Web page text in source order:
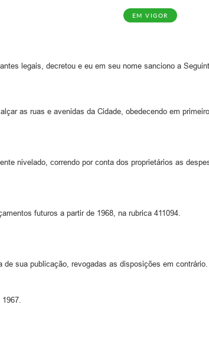
EM VIGOR
legais, decretou e eu em seu nome sanciono a
as ruas e avenidas da Cidade, obedecendo em
nivelado, correndo por conta dos proprietários as
futuros a partir de 1968, na rubrica 411094.
sua publicação, revogadas as disposições em contrário.
1967.